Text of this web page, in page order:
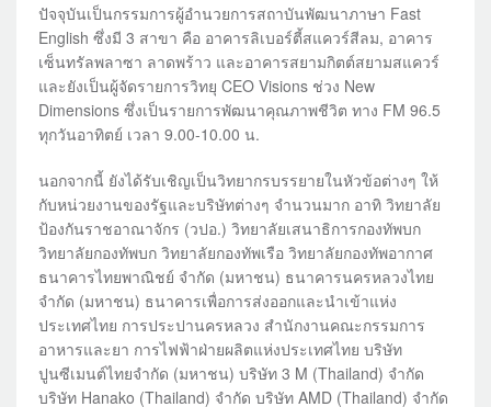
ปัจจุบันเป็นกรรมการผู้อำนวยการสถาบันพัฒนาภาษา Fast
English ซึ่งมี 3 สาขา คือ อาคารลิเบอร์ตี้สแควร์สีลม, อาคาร
เซ็นทรัลพลาซา ลาดพร้าว และอาคารสยามกิตต์สยามสแควร์
และยังเป็นผู้จัดรายการวิทยุ CEO Visions ช่วง New
Dimensions ซึ่งเป็นรายการพัฒนาคุณภาพชีวิต ทาง FM 96.5
ทุกวันอาทิตย์ เวลา 9.00-10.00 น.
นอกจากนี้ ยังได้รับเชิญเป็นวิทยากรบรรยายในหัวข้อต่างๆ ให้
กับหน่วยงานของรัฐและบริษัทต่างๆ จำนวนมาก อาทิ วิทยาลัย
ป้องกันราชอาณาจักร (วปอ.) วิทยาลัยเสนาธิการกองทัพบก
วิทยาลัยกองทัพบก วิทยาลัยกองทัพเรือ วิทยาลัยกองทัพอากาศ
ธนาคารไทยพาณิชย์ จำกัด (มหาชน) ธนาคารนครหลวงไทย
จำกัด (มหาชน) ธนาคารเพื่อการส่งออกและนำเข้าแห่ง
ประเทศไทย การประปานครหลวง สำนักงานคณะกรรมการ
อาหารและยา การไฟฟ้าฝ่ายผลิตแห่งประเทศไทย บริษัท
ปูนซีเมนต์ไทยจำกัด (มหาชน) บริษัท 3 M (Thailand) จำกัด
บริษัท Hanako (Thailand) จำกัด บริษัท AMD (Thailand) จำกัด